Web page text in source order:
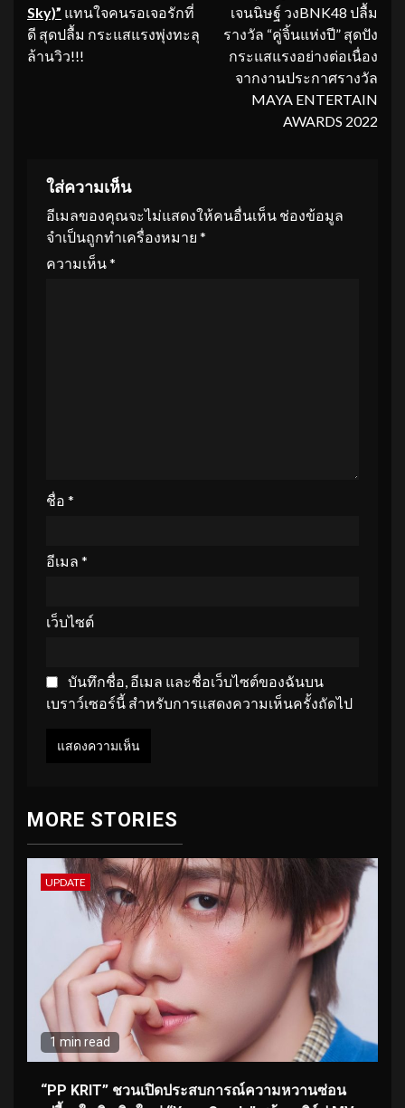
Sky)” แทนใจคนรอเจอรักที่
ดี สุดปลื้ม กระแสแรงพุ่งทะลุ
ล้านวิว!!!
เจนนิษฐ์ วงBNK48 ปลื้ม
รางวัล “คู่จิ้นแห่งปี” สุดปัง
กระแสแรงอย่างต่อเนื่อง
จากงานประกาศรางวัล
MAYA ENTERTAIN
AWARDS 2022
ใส่ความเห็น
อีเมลของคุณจะไม่แสดงให้คนอื่นเห็น ช่องข้อมูล
จำเป็นถูกทำเครื่องหมาย *
ความเห็น*
ชื่อ *
อีเมล *
เว็บไซต์
บันทึกชื่อ, อีเมล และชื่อเว็บไซต์ของฉันบน
เบราว์เซอร์นี้ สำหรับการแสดงความเห็นครั้งถัดไป
MORE STORIES
UPDATE
1 min read
“PP KRIT” ชวนเปิดประสบการณ์ความหวานซ่อน